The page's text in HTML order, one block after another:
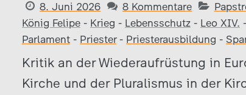
8. Juni 2026 8 Kommentare
König Felipe - Krieg - Lebensschutz - Leo XIV. -
Parlament - Priester- Priesterausbildung -
Kritik an der Wiederaufrüstung in
Kirche und der Pluralismus in der